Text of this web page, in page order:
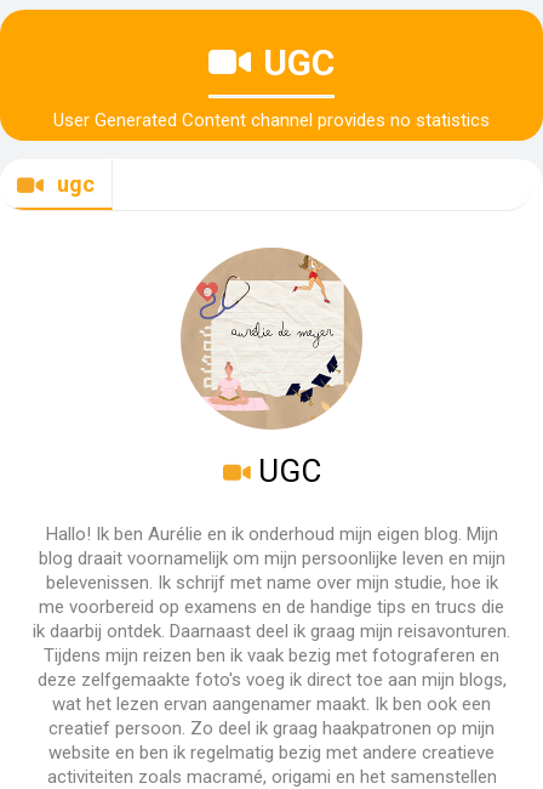
UGC
User Generated Content channel provides no statistics
ugc
UGC
Hallo! Ik ben Aurélie en ik onderhoud mijn eigen blog. Mijn
blog draait voornamelijk om mijn persoonlijke leven en mijn
belevenissen. Ik schrijf met name over mijn studie, hoe ik
me voorbereid op examens en de handige tips en trucs die
ik daarbij ontdek. Daarnaast deel ik graag mijn reisavonturen.
Tijdens mijn reizen ben ik vaak bezig met fotograferen en
deze zelfgemaakte foto's voeg ik direct toe aan mijn blogs,
wat het lezen ervan aangenamer maakt. Ik ben ook een
creatief persoon. Zo deel ik graag haakpatronen op mijn
website en ben ik regelmatig bezig met andere creatieve
activiteiten zoals macramé, origami en het samenstellen